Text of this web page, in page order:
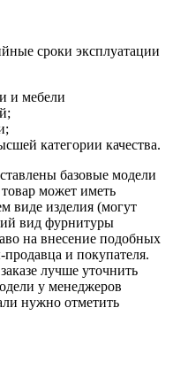
сроки эксплуатации
и мебели
категории качества.
базовые модели
может иметь
виде изделия (могут
вид фурнитуры
на внесение подобных
и покупателя.
лучше уточнить
у менеджеров
нужно отметить